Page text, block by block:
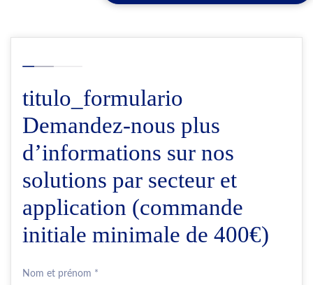
titulo_formulario
Demandez-nous plus
d’informations sur nos
solutions par secteur et
application (commande
initiale minimale de 400€)
Nom et prénom *